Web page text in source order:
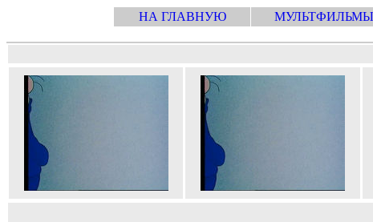
НА ГЛАВНУЮ МУЛЬТФИЛЬМЫ